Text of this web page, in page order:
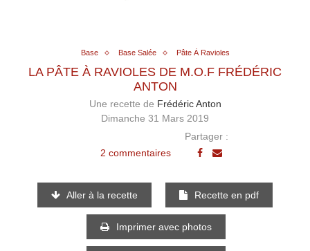
Base Base Salée Pâte À Ravioles
LA PÂTE À RAVIOLES DE M.O.F FRÉDÉRIC
ANTON
Une recette de Frédéric Anton
Dimanche 31 Mars 2019
2 commentaires
Partager :
Aller à la recette Recette en pdf
Imprimer avec photos